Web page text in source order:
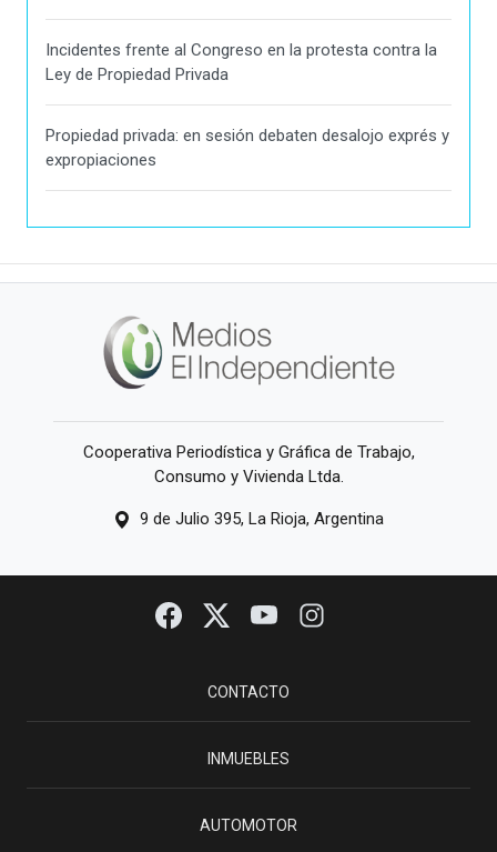
Incidentes frente al Congreso en la protesta contra la
Ley de Propiedad Privada
Propiedad privada: en sesión debaten desalojo exprés y
expropiaciones
Cooperativa Periodística y Gráfica de Trabajo,
Consumo y Vivienda Ltda.
9 de Julio 395, La Rioja, Argentina
CONTACTO
INMUEBLES
AUTOMOTOR